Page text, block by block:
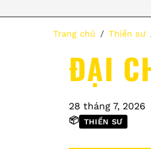
Trang chủ Thiền sư
ĐẠI
28 tháng 7, 2026
📦 THIỀN SƯ